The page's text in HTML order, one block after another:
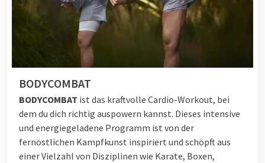
BODYCOMBAT
BODYCOMBAT ist das kraftvolle Cardio-Workout, bei
dem du dich richtig auspowern kannst. Dieses intensive
und energiegeladene Programm ist von der
fernöstlichen Kampfkunst inspiriert und schöpft aus
einer Vielzahl von Disziplinen wie Karate, Boxen,